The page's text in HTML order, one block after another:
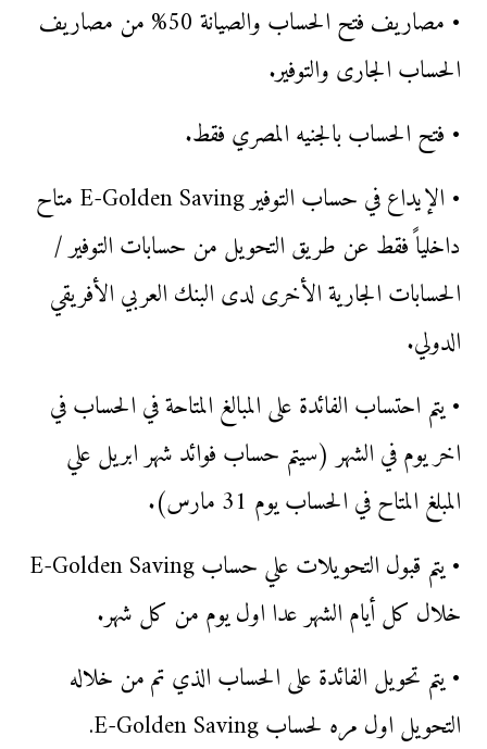
• مصاريف فتح الحساب والصيانة 50% من مصاريف
الحساب الجارى والتوفير.
• فتح الحساب بالجنيه المصري فقط.
• الإيداع في حساب التوفير E-Golden Saving متاح
داخلياً فقط عن طريق التحويل من حسابات التوفير /
الحسابات الجارية الأخرى لدى البنك العربي الأفريقي
الدولي.
• يتم احتساب الفائدة على المبالغ المتاحة في الحساب في
اخر يوم في الشهر (سيتم حساب فوائد شهر ابريل علي
المبلغ المتاح في الحساب يوم 31 مارس).
• يتم قبول التحويلات علي حساب E-Golden Saving
خلال كل أيام الشهر عدا اول يوم من كل شهر.
• يتم تحويل الفائدة على الحساب الذي تم من خلاله
التحويل اول مره لحساب E-Golden Saving.